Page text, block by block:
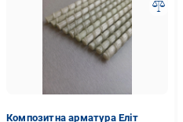
Композитна арматура Еліт